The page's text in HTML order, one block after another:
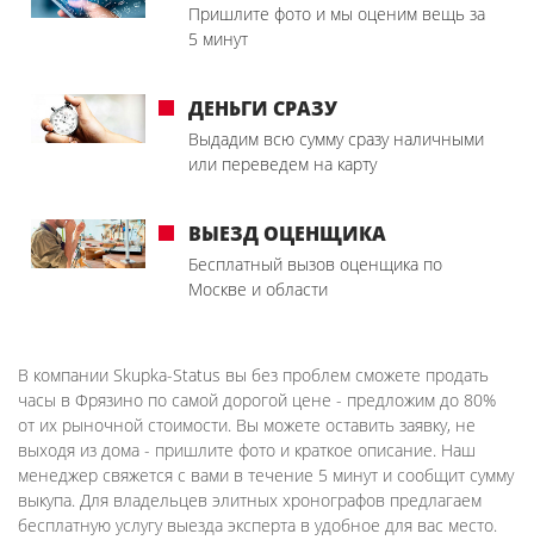
Пришлите фото и мы оценим вещь за
5 минут
ДЕНЬГИ СРАЗУ
Выдадим всю сумму сразу наличными
или переведем на карту
ВЫЕЗД ОЦЕНЩИКА
Бесплатный вызов оценщика по
Москве и области
В компании Skupka-Status вы без проблем сможете продать
часы в Фрязино по самой дорогой цене - предложим до 80%
от их рыночной стоимости. Вы можете оставить заявку, не
выходя из дома - пришлите фото и краткое описание. Наш
менеджер свяжется с вами в течение 5 минут и сообщит сумму
выкупа. Для владельцев элитных хронографов предлагаем
бесплатную услугу выезда эксперта в удобное для вас место.